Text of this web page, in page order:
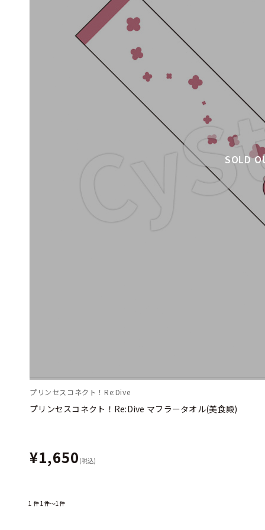
SOLD
プリンセスコネクト！Re:Dive
プリンセスコネクト！Re:Dive マフラータオル(美食殿)
¥1,650 (税込)
1 件1件～1件